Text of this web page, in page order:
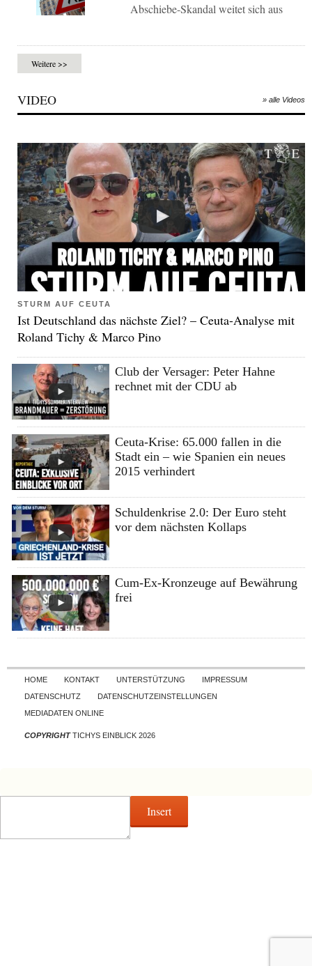
Abschiebe-Skandal weitet sich aus
Weitere >>
VIDEO » alle Videos
STURM AUF CEUTA
Ist Deutschland das nächste Ziel? – Ceuta-Analyse mit
Roland Tichy & Marco Pino
Club der Versager: Peter Hahne
rechnet mit der CDU ab
Ceuta-Krise: 65.000 fallen in die
Stadt ein – wie Spanien ein neues
2015 verhindert
Schuldenkrise 2.0: Der Euro steht
vor dem nächsten Kollaps
Cum-Ex-Kronzeuge auf Bewährung
frei
Skip to content
HOME KONTAKT UNTERSTÜTZUNG
IMPRESSUM
DATENSCHUTZ
DATENSCHUTZEINSTELLUNGEN
MEDIADATEN ONLINE
COPYRIGHTTICHYS EINBLICK 2026
Insert